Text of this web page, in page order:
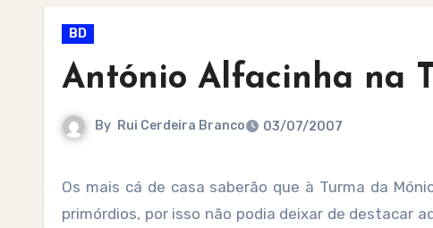
BD
António Alfacinha na
By Rui Cerdeira Branco 03/07/2007
Os mais cá de casa saberão que à Turma da Mónica sempre teve um lugar especial no Adufe desde os seus
primórdios, por isso não podia deixar de destacar